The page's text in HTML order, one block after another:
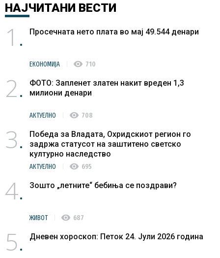
НАЈЧИТАНИ ВЕСТИ
1 Просечната нето плата во мај 49.544 денари
ЕКОНОМИЈА visibility 710
2
ФОТО: Запленет златен накит вреден 1,3
милиони денари
АКТУЕЛНО visibility 708
3
Победа за Владата, Охридскиот регион го
задржа статусот на заштитено светско
културно наследство
АКТУЕЛНО visibility 695
4 Зошто „летните“ бебиња се поздрави?
ЖИВОТ visibility 687
5 Дневен хороскоп: Петок 24. Јули 2026 година